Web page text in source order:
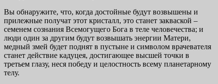
Вы обнаружите, что, когда достойные будут возвышены и
прилежные получат этот кристалл, это станет закваской –
семенем сознания Всемогущего Бога в теле человечества; и
люди один за другим будут возвышать энергии Матери,
медный змей будет поднят в пустыне и символом врачевателя
станет действие кадуцея, достигающее высшей точки в
третьем глазу, неся победу и целостность всему планетарному
телу.